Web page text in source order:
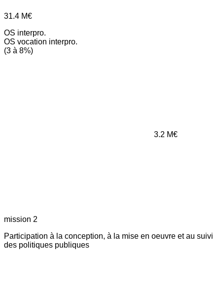
31.4 M€
OS interpro.
OS vocation interpro.
(3 à 8%)
3.2 M€
mission 2
Participation à la conception, à la mise en oeuvre et au suivi
des politiques publiques